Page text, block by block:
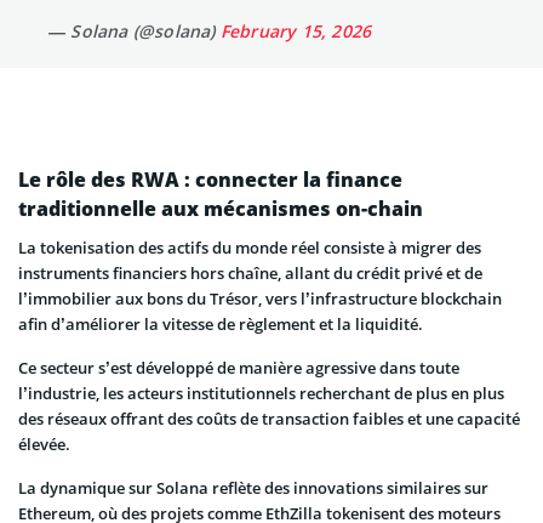
— Solana (@solana) February 15, 2026
Le rôle des RWA : connecter la finance
traditionnelle aux mécanismes on-chain
La tokenisation des actifs du monde réel consiste à migrer des
instruments financiers hors chaîne, allant du crédit privé et de
l’immobilier aux bons du Trésor, vers l’infrastructure blockchain
afin d’améliorer la vitesse de règlement et la liquidité.
Ce secteur s’est développé de manière agressive dans toute
l’industrie, les acteurs institutionnels recherchant de plus en plus
des réseaux offrant des coûts de transaction faibles et une capacité
élevée.
La dynamique sur Solana reflète des innovations similaires sur
Ethereum, où des projets comme EthZilla tokenisent des moteurs